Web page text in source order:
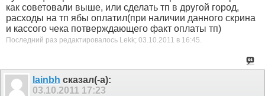
как советовали выше, или сделать тп в другой город,
расходы на тп ябы оплатил(при наличии данного скрина
и кассого чека потверждающего факт оплаты тп)
Последний раз редактировалось Lekk; 03.10.2011 в 16:45.
lainbh сказал(-а):
03.10.2011 17:23